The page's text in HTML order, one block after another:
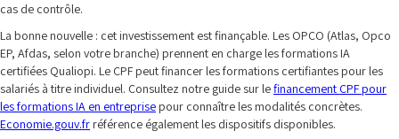
cas de contrôle.
La bonne nouvelle : cet investissement est finançable. Les OPCO (Atlas, Opco
EP, Afdas, selon votre branche) prennent en charge les formations IA
certifiées Qualiopi. Le CPF peut financer les formations certifiantes pour les
salariés à titre individuel. Consultez notre guide sur lefinancement CPF pour
les formations IA en entreprise pour connaître les modalités concrètes.
Economie.gouv.fr référence également les dispositifs disponibles.